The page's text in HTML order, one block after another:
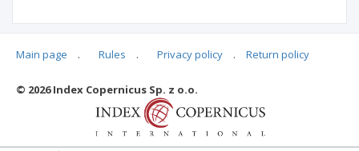
Articles quoting
Main page . Rules . Privacy policy . Return policy
© 2026 Index Copernicus Sp. z o.o.